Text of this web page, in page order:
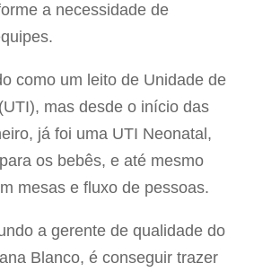
a necessidade de
como um leito de Unidade de
mas desde o início das
já foi uma UTI Neonatal,
os bebês, e até mesmo
mesas e fluxo de pessoas.
a gerente de qualidade do
Blanco, é conseguir trazer